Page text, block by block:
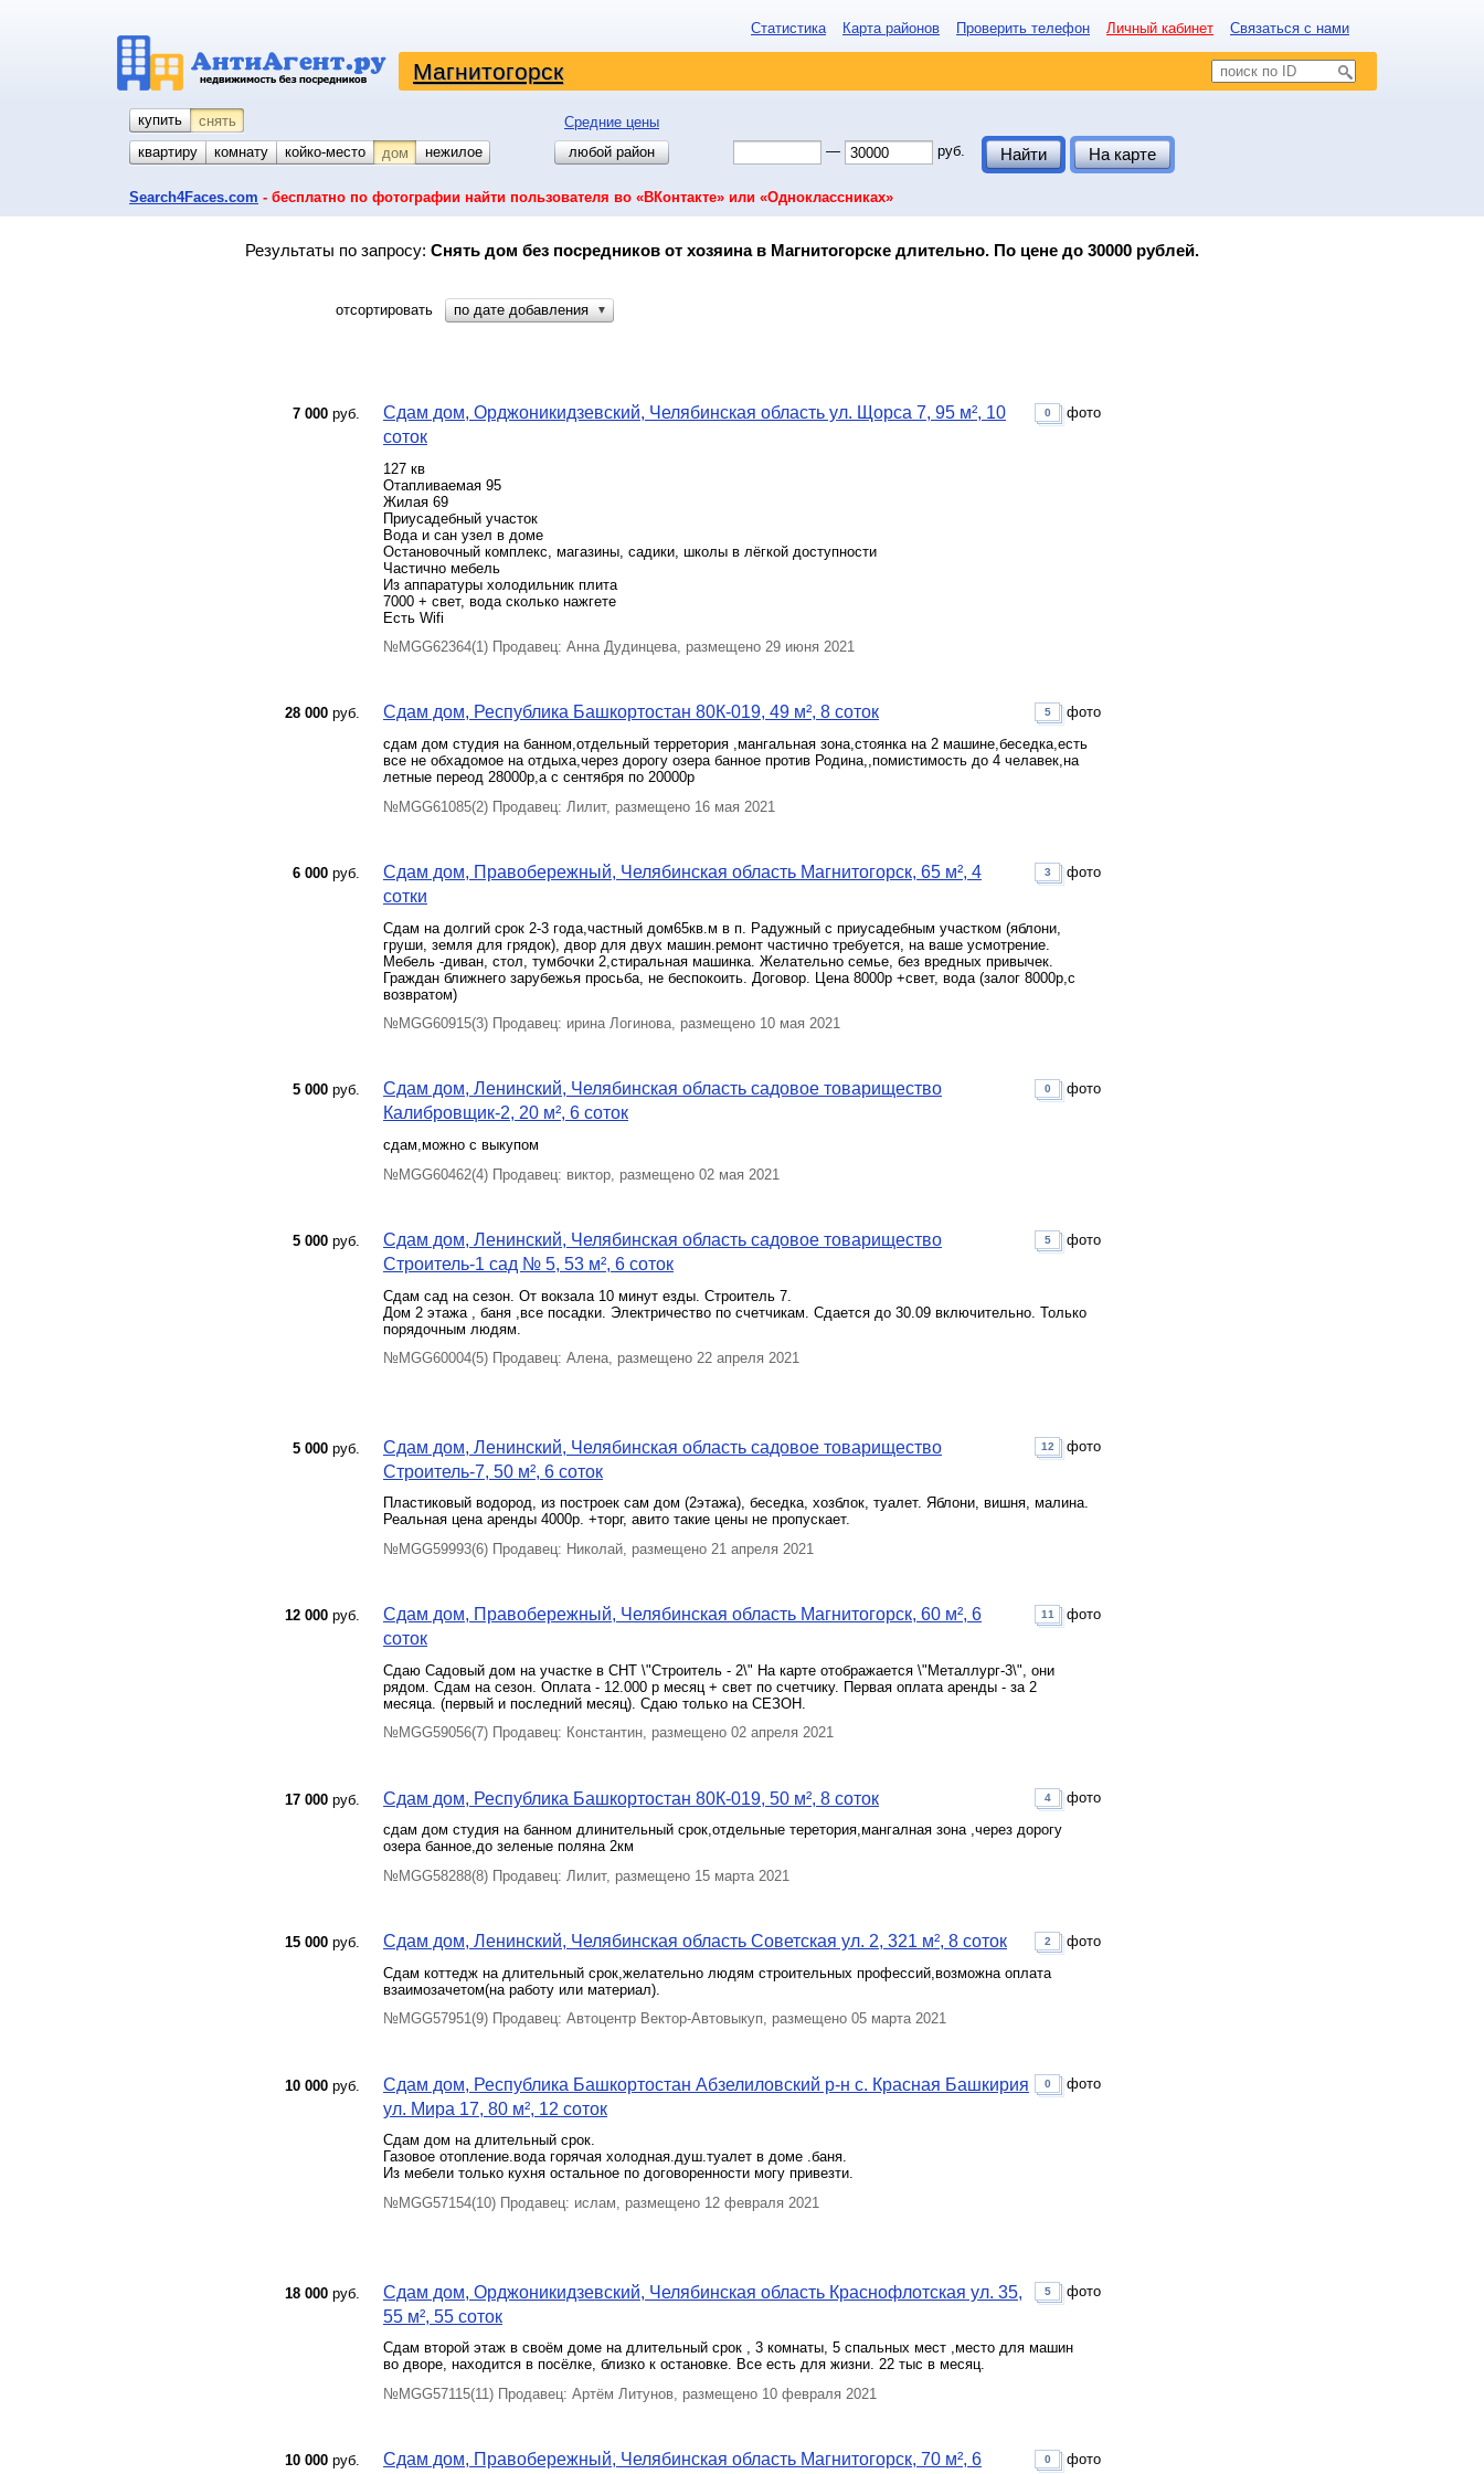
Статистика Карта районов Проверить телефон Личный кабинет Связаться с нами
Магнитогорск
купить снять
Средние цены
квартиру
комнату койко-место дом гараж
участок
нежилое любой район — руб. Найти На карте
Search4Faces.com - бесплатно по фотографии найти пользователя во «ВКонтакте» или «Одноклассниках»
Результаты по запросу: Снять дом без посредников от хозяина в Магнитогорске длительно. По цене до 30000 рублей.
отсортировать по дате добавления ▼
7 000 руб.
Сдам дом, Орджоникидзевский, Челябинская область ул. Щорса 7, 95 м², 10
соток
127 кв
Отапливаемая 95
Жилая 69
Приусадебный участок
Вода и сан узел в доме
Остановочный комплекс, магазины, садики, школы в лёгкой доступности
Частично мебель
Из аппаратуры холодильник плита
7000 + свет, вода сколько нажгете
Есть Wifi
0 фото
№MGG62364(1) Продавец: Анна Дудинцева, размещено 29 июня 2021
28 000 руб. Сдам дом, Республика Башкортостан 80К-019, 49 м², 8 соток
сдам дом студия на банном,отдельный терретория ,мангальная зона,стоянка на 2 машине,беседка,есть
все не обхадомое на отдыха,через дорогу озера банное против Родина,,помистимость до 4 челавек,на
летные переод 28000р,а с сентября по 20000р
5 фото
№MGG61085(2) Продавец: Лилит, размещено 16 мая 2021
6 000 руб.
Сдам дом, Правобережный, Челябинская область Магнитогорск, 65 м², 4
сотки
Сдам на долгий срок 2-3 года,частный дом65кв.м в п. Радужный с приусадебным участком (яблони,
груши, земля для грядок), двор для двух машин.ремонт частично требуется, на ваше усмотрение.
Мебель -диван, стол, тумбочки 2,стиральная машинка. Желательно семье, без вредных привычек.
Граждан ближнего зарубежья просьба, не беспокоить. Договор. Цена 8000р +свет, вода (залог 8000р,с
возвратом)
3 фото
№MGG60915(3) Продавец: ирина Логинова, размещено 10 мая 2021
5 000 руб.
Сдам дом, Ленинский, Челябинская область садовое товарищество
Калибровщик-2, 20 м², 6 соток
сдам,можно с выкупом
0 фото
№MGG60462(4) Продавец: виктор, размещено 02 мая 2021
5 000 руб.
Сдам дом, Ленинский, Челябинская область садовое товарищество
Строитель-1 сад № 5, 53 м², 6 соток
Сдам сад на сезон. От вокзала 10 минут езды. Строитель 7.
Дом 2 этажа , баня ,все посадки. Электричество по счетчикам. Сдается до 30.09 включительно. Только
порядочным людям.
5 фото
№MGG60004(5) Продавец: Алена, размещено 22 апреля 2021
5 000 руб.
Сдам дом, Ленинский, Челябинская область садовое товарищество
Строитель-7, 50 м², 6 соток
Пластиковый водород, из построек сам дом (2этажа), беседка, хозблок, туалет. Яблони, вишня, малина.
Реальная цена аренды 4000р. +торг, авито такие цены не пропускает.
12 фото
№MGG59993(6) Продавец: Николай, размещено 21 апреля 2021
12 000 руб.
Сдам дом, Правобережный, Челябинская область Магнитогорск, 60 м², 6
соток
Сдаю Садовый дом на участке в СНТ \"Строитель - 2\" На карте отображается \"Металлург-3\", они
рядом. Сдам на сезон. Оплата - 12.000 р месяц + свет по счетчику. Первая оплата аренды - за 2
месяца. (первый и последний месяц). Сдаю только на СЕЗОН.
11 фото
№MGG59056(7) Продавец: Константин, размещено 02 апреля 2021
17 000 руб. Сдам дом, Республика Башкортостан 80К-019, 50 м², 8 соток
сдам дом студия на банном длинительный срок,отдельные теретория,мангалная зона ,через дорогу
озера банное,до зеленые поляна 2км
4 фото
№MGG58288(8) Продавец: Лилит, размещено 15 марта 2021
15 000 руб. Сдам дом, Ленинский, Челябинская область Советская ул. 2, 321 м², 8 соток
Сдам коттедж на длительный срок,желательно людям строительных профессий,возможна оплата
взаимозачетом(на работу или материал).
2 фото
№MGG57951(9) Продавец: Автоцентр Вектор-Автовыкуп, размещено 05 марта 2021
10 000 руб.
Сдам дом, Республика Башкортостан Абзелиловский р-н с. Красная Башкирия
ул. Мира 17, 80 м², 12 соток
Сдам дом на длительный срок.
Газовое отопление.вода горячая холодная.душ.туалет в доме .баня.
Из мебели только кухня остальное по договоренности могу привезти.
0 фото
№MGG57154(10) Продавец: ислам, размещено 12 февраля 2021
18 000 руб.
Сдам дом, Орджоникидзевский, Челябинская область Краснофлотская ул. 35,
55 м², 55 соток
Сдам второй этаж в своём доме на длительный срок , 3 комнаты, 5 спальных мест ,место для машин
во дворе, находится в посёлке, близко к остановке. Все есть для жизни. 22 тыс в месяц.
5 фото
№MGG57115(11) Продавец: Артём Литунов, размещено 10 февраля 2021
10 000 руб. Сдам дом, Правобережный, Челябинская область Магнитогорск, 70 м², 6 0 фото